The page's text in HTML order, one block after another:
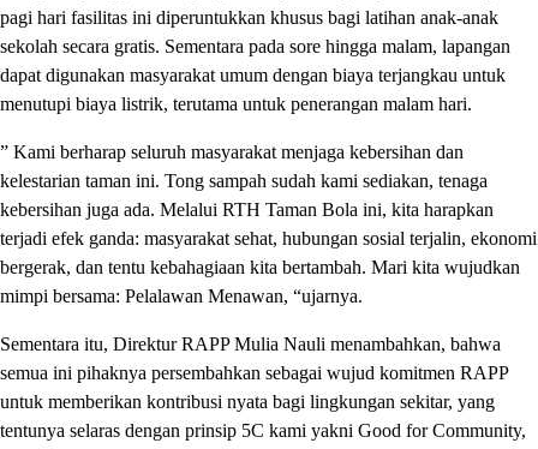
pagi hari fasilitas ini diperuntukkan khusus bagi latihan anak-anak
sekolah secara gratis. Sementara pada sore hingga malam, lapangan
dapat digunakan masyarakat umum dengan biaya terjangkau untuk
menutupi biaya listrik, terutama untuk penerangan malam hari.
” Kami berharap seluruh masyarakat menjaga kebersihan dan
kelestarian taman ini. Tong sampah sudah kami sediakan, tenaga
kebersihan juga ada. Melalui RTH Taman Bola ini, kita harapkan
terjadi efek ganda: masyarakat sehat, hubungan sosial terjalin, ekonomi
bergerak, dan tentu kebahagiaan kita bertambah. Mari kita wujudkan
mimpi bersama: Pelalawan Menawan, “ujarnya.
Sementara itu, Direktur RAPP Mulia Nauli menambahkan, bahwa
semua ini pihaknya persembahkan sebagai wujud komitmen RAPP
untuk memberikan kontribusi nyata bagi lingkungan sekitar, yang
tentunya selaras dengan prinsip 5C kami yakni Good for Community,